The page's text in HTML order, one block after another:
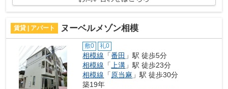
賃貸 | アパート ヌーベルメゾン相模
敷0 礼0
相模線 「番田 」駅 徒歩5分
相模線 「 上溝 」駅 徒歩23分
相模線 「 原当麻 」駅 徒歩30分
築19年